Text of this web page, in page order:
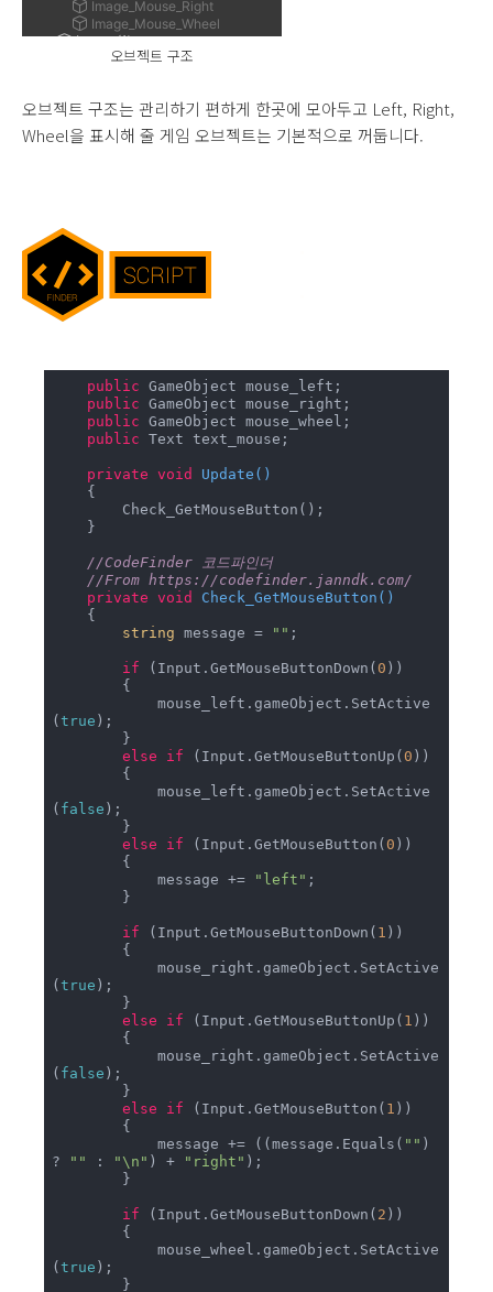
오브젝트 구조
오브젝트 구조는 관리하기 편하게 한곳에 모아두고 Left, Right,
Wheel을 표시해 줄 게임 오브젝트는 기본적으로 꺼둡니다.
public GameObject mouse_left;
public GameObject mouse_right;
public GameObject mouse_wheel;
public Text text_mouse;
private void Update ( )
//CodeFinder 코드파인더
//From https://codefinder.janndk.com/
private void Check_GetMouseButton ( )
string message = "" ;
if (Input.GetMouseButtonDown(0 ))
(true );
else
if (Input.GetMouseButtonUp(0 ))
( false );
else
if (Input.GetMouseButton(0 ))
            message +=
"left" ;
if (Input.GetMouseButtonDown( 1 ))
(true );
else
if (Input.GetMouseButtonUp( 1 ))
( false );
else
if (Input.GetMouseButton( 1 ))
            message += ((message.Equals(
"" )
?
"" : "\n" ) + "right" );
if (Input.GetMouseButtonDown( 2 ))
(true );